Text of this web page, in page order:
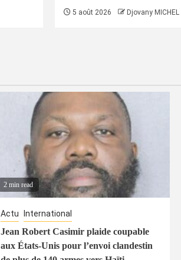
5 août 2026 Djovany MICHEL
2 min read
Actu International
Jean Robert Casimir plaide coupable
aux États-Unis pour l’envoi clandestin